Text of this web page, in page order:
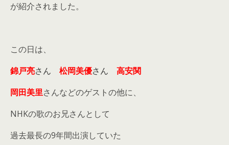
が紹介されました。
この日は、
錦戸亮さん 松岡美優さん 高安関
岡田美里さんなどのゲストの他に、
NHKの歌のお兄さんとして
過去最長の9年間出演していた